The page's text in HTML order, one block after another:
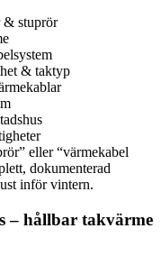
& stuprör
& taktyp
eller “värmekabel
dokumenterad
inför vintern.
– hållbar takvärme